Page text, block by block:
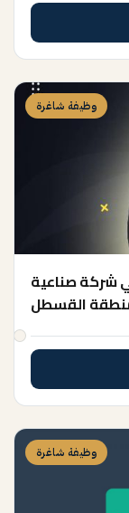
وظيفة شاغرة
صناعية
القسطل
وظيفة شاغرة